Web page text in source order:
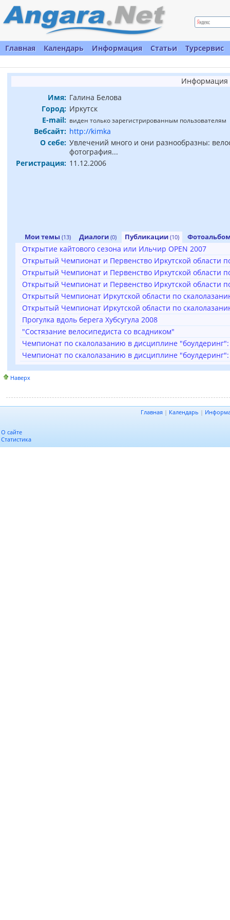
Главная Календарь Информация Статьи Турсервис
Информация
Имя: Галина Белова
Город: Иркутск
E-mail: виден только зарегистрированным пользователям
Вебсайт: http://kimka
О себе: Увлечений много и они разнообразны:
фотография...
Регистрация: 11.12.2006
Мои темы (13) Диалоги (0) Публикации (10)
Открытие кайтового сезона или Ильчир OPEN 2007
Открытый Чемпионат и Первенство Иркутской области
Открытый Чемпионат и Первенство Иркутской области
Открытый Чемпионат и Первенство Иркутской области
Открытый Чемпионат Иркутской области по
Открытый Чемпионат Иркутской области по
Прогулка вдоль берега Хубсугула 2008
"Состязание велосипедиста со всадником"
Чемпионат по скалолазанию в дисциплине
Чемпионат по скалолазанию в дисциплине
Наверх
Главная | Календарь |
О сайте
Статистика